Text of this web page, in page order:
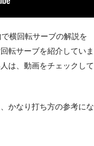
横回転サーブの解説を
転サーブを紹介していま
は、動画をチェックして
かなり打ち方の参考にな